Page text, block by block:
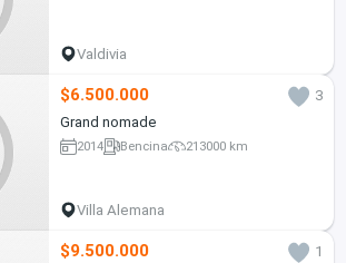
Valdivia
$6.500.000
3
Grand nomade
2014 Bencina 213000 km
Villa Alemana
$9.500.000
1